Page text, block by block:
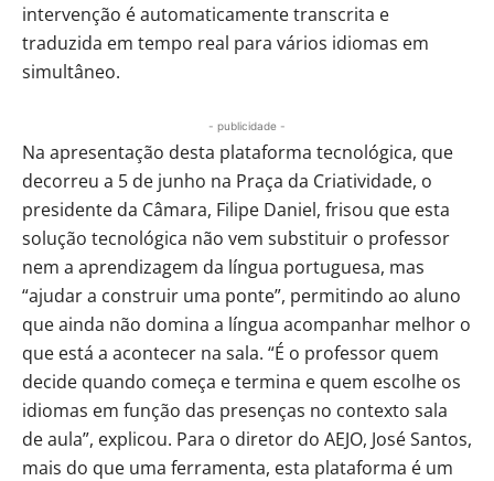
intervenção é automaticamente transcrita e
traduzida em tempo real para vários idiomas em
simultâneo.
- publicidade -
Na apresentação desta plataforma tecnológica, que
decorreu a 5 de junho na Praça da Criatividade, o
presidente da Câmara, Filipe Daniel, frisou que esta
solução tecnológica não vem substituir o professor
nem a aprendizagem da língua portuguesa, mas
“ajudar a construir uma ponte”, permitindo ao aluno
que ainda não domina a língua acompanhar melhor o
que está a acontecer na sala. “É o professor quem
decide quando começa e termina e quem escolhe os
idiomas em função das presenças no contexto sala
de aula”, explicou. Para o diretor do AEJO, José Santos,
mais do que uma ferramenta, esta plataforma é um